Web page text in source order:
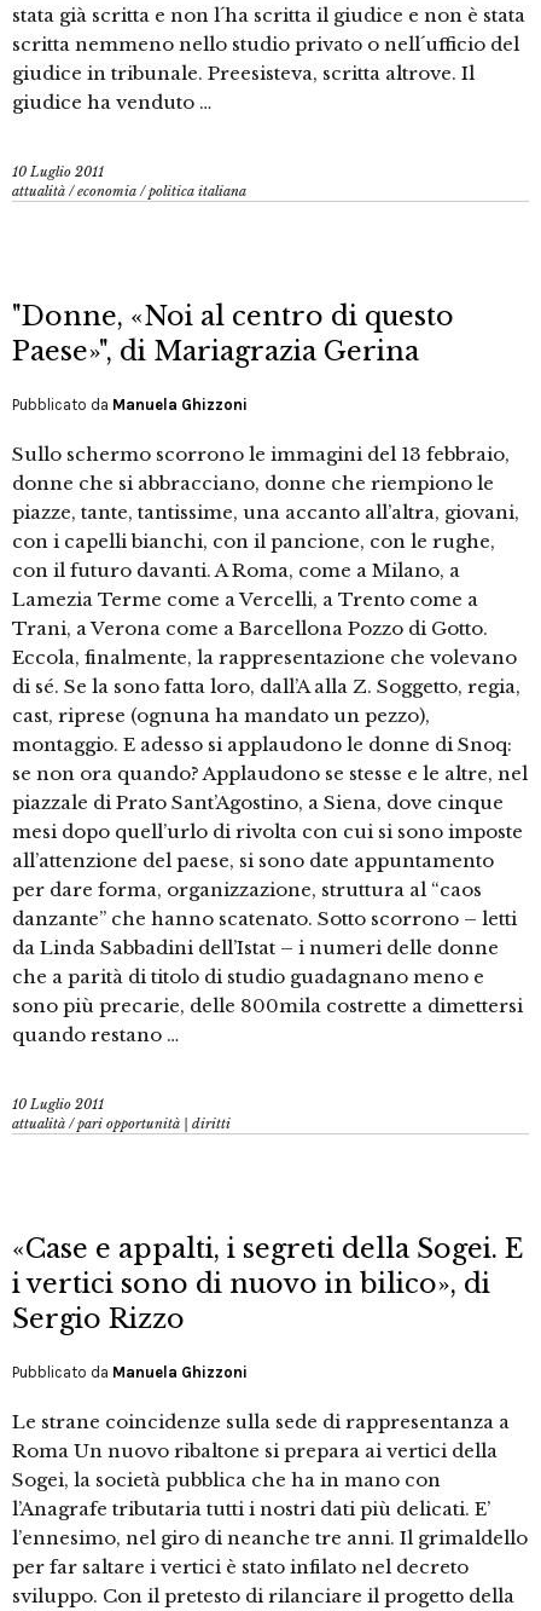
stata già scritta e non l´ha scritta il giudice e non è stata
scritta nemmeno nello studio privato o nell´ufficio del
giudice in tribunale. Preesisteva, scritta altrove. Il
giudice ha venduto …
10 Luglio 2011
attualità /economia /politica italiana
"Donne, «Noi al centro di questo
Paese»", di Mariagrazia Gerina
Pubblicato da Manuela Ghizzoni
Sullo schermo scorrono le immagini del 13 febbraio,
donne che si abbracciano, donne che riempiono le
piazze, tante, tantissime, una accanto all’altra, giovani,
con i capelli bianchi, con il pancione, con le rughe,
con il futuro davanti. A Roma, come a Milano, a
Lamezia Terme come a Vercelli, a Trento come a
Trani, a Verona come a Barcellona Pozzo di Gotto.
Eccola, finalmente, la rappresentazione che volevano
di sé. Se la sono fatta loro, dall’A alla Z. Soggetto, regia,
cast, riprese (ognuna ha mandato un pezzo),
montaggio. E adesso si applaudono le donne di Snoq:
se non ora quando? Applaudono se stesse e le altre, nel
piazzale di Prato Sant’Agostino, a Siena, dove cinque
mesi dopo quell’urlo di rivolta con cui si sono imposte
all’attenzione del paese, si sono date appuntamento
per dare forma, organizzazione, struttura al “caos
danzante” che hanno scatenato. Sotto scorrono – letti
da Linda Sabbadini dell’Istat – i numeri delle donne
che a parità di titolo di studio guadagnano meno e
sono più precarie, delle 800mila costrette a dimettersi
quando restano …
10 Luglio 2011
attualità /pari opportunità | diritti
«Case e appalti, i segreti della Sogei. E
i vertici sono di nuovo in bilico», di
Sergio Rizzo
Pubblicato da Manuela Ghizzoni
Le strane coincidenze sulla sede di rappresentanza a
Roma Un nuovo ribaltone si prepara ai vertici della
Sogei, la società pubblica che ha in mano con
l’Anagrafe tributaria tutti i nostri dati più delicati. E’
l’ennesimo, nel giro di neanche tre anni. Il grimaldello
per far saltare i vertici è stato infilato nel decreto
sviluppo. Con il pretesto di rilanciare il progetto della